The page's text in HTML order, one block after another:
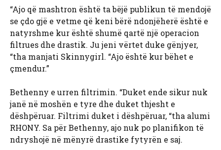
“Ajo që mashtron është ta bëjë publikun të mendojë
se çdo gjë e vetme që keni bërë ndonjëherë është e
natyrshme kur është shumë qartë një operacion
filtrues dhe drastik. Ju jeni vërtet duke gënjyer,
“tha manjati Skinnygirl. “Ajo është kur bëhet e
çmendur.”
Bethenny e urren filtrimin. “Duket ende sikur nuk
janë në moshën e tyre dhe duket thjesht e
dëshpëruar. Filtrimi duket i dëshpëruar, “tha alumi
RHONY. Sa për Bethenny, ajo nuk po planifikon të
ndryshojë në mënyrë drastike fytyrën e saj.